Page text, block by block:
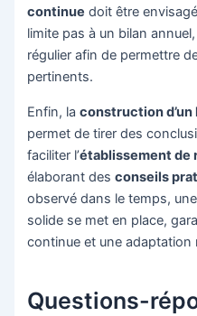
continue doit être
limite pas à un bilan
régulier afin de permettre
pertinents.
Enfin, laconstruction
permet de tirer des
faciliter l’établissement de
élaborant desconseils
observé dans le temps,
solide se met en place,
continue et une adaptation
Questions-